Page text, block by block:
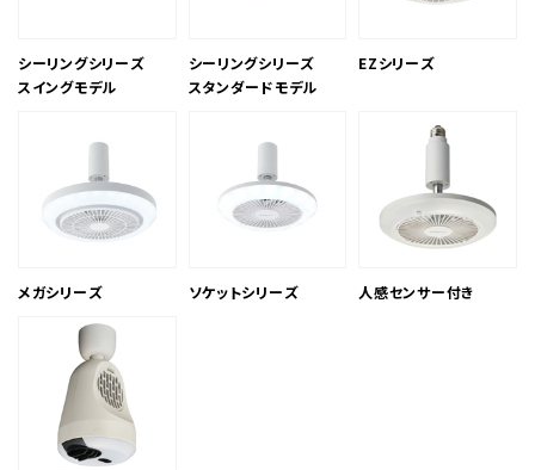
シーリングシリーズ
スイングモデル
シーリングシリーズ
スタンダードモデル
EZシリーズ
メガシリーズ ソケットシリーズ 人感センサー付き